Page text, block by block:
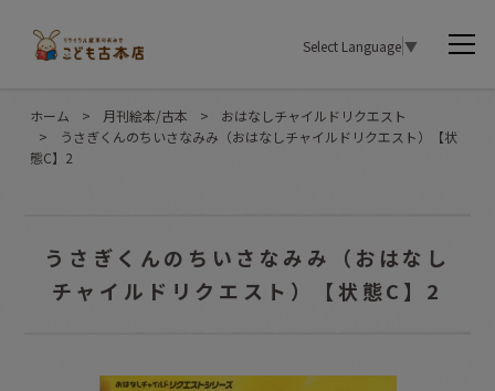
Select Language▼
ホーム > 月刊絵本/古本 >
おはなしチャイルドリクエスト
>
うさぎくんのちいさなみみ（おはなしチャイルドリクエスト）【状
態C】2
うさぎくんのちいさなみみ（おはなし
チャイルドリクエスト）【状態C】2